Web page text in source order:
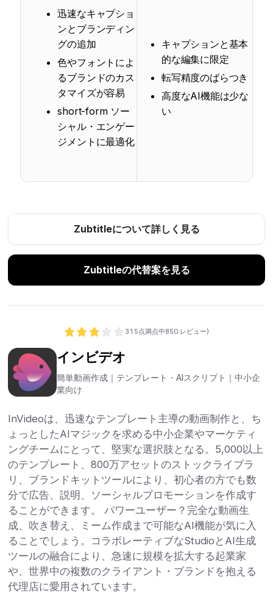
迅速なキャプショ
ンとブランディン
グの追加
色やフォントによ
るブランドのカス
タマイズが容易
short-form ソー
シャル・エンゲー
ジメントに最適化
キャプションと基本
的な編集に限定
転写精度のばらつき
高度なAI機能は少な
い
Zubtitleについて詳しく見る
Zubtitleの代替案を見る
3.1 5点満点中850 レビュー)
インビデオ
簡単動画作成｜テンプレート・AIスクリプト｜中小企
業向け
InVideoは、迅速なテンプレート主導の動画制作と、ち
ょっとしたAIマジックを求める中小企業やマーケティ
ングチームにとって、堅実な選択肢となる。5,000以上
のテンプレート、800万アセットのストックライブラ
リ、ブランドキットツールにより、初心者の方でも数
分で広告、説明、ソーシャルプロモーションを作成す
ることができます。 パワーユーザー？完全な動画生
成、吹き替え、ミーム作成まで可能なAI機能が気に入
ることでしょう。コラボレーティブなStudioとAI生成
ツールの融合により、急速に規模を拡大する起業家
や、世界中の複数のクライアント・ブランドを抱える
代理店に愛用されています。